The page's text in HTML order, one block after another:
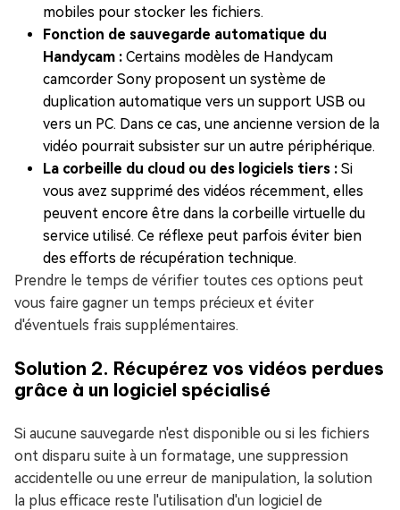
mobiles pour stocker les fichiers.
Fonction de sauvegarde automatique du
Handycam : Certains modèles de Handycam
camcorder Sony proposent un système de
duplication automatique vers un support USB ou
vers un PC. Dans ce cas, une ancienne version de la
vidéo pourrait subsister sur un autre périphérique.
La corbeille du cloud ou des logiciels tiers : Si
vous avez supprimé des vidéos récemment, elles
peuvent encore être dans la corbeille virtuelle du
service utilisé. Ce réflexe peut parfois éviter bien
des efforts de récupération technique.
Prendre le temps de vérifier toutes ces options peut
vous faire gagner un temps précieux et éviter
d'éventuels frais supplémentaires.
Solution 2. Récupérez vos vidéos perdues
grâce à un logiciel spécialisé
Si aucune sauvegarde n'est disponible ou si les fichiers
ont disparu suite à un formatage, une suppression
accidentelle ou une erreur de manipulation, la solution
la plus efficace reste l'utilisation d'un logiciel de